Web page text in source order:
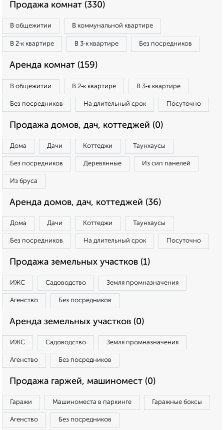
Продажа комнат (330)
В общежитии В коммунальной квартире
В 2‑к квартире В 3‑к квартире Без посредников
Аренда комнат (159)
В общежитии В 2‑к квартире В 3‑к квартире
Без посредников На длительный срок Посуточно
Продажа домов, дач, коттеджей (0)
Дома Дачи Коттеджи Таунхаусы
Без посредников Деревянные Из сип панелей
Из бруса
Аренда домов, дач, коттеджей (36)
Дома Дачи Коттеджи Таунхаусы
Без посредников На длительный срок Посуточно
Продажа земельных участков (1)
ИЖС Садоводство Земля промназначения
Агенство Без посредников
Аренда земельных участков (0)
ИЖС Садоводство Земля промназначения
Агенство Без посредников
Продажа гаржей, машиномест (0)
Гаражи Машиноместа в паркинге Гаражные боксы
Агенство Без посредников